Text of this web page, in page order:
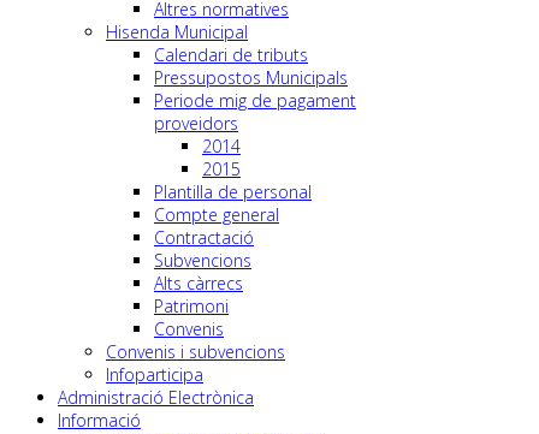
Altres normatives
Hisenda Municipal
Calendari de tributs
Pressupostos Municipals
Periode mig de pagament
proveidors
2014
2015
Plantilla de personal
Compte general
Contractació
Subvencions
Alts càrrecs
Patrimoni
Convenis
Convenis i subvencions
Infoparticipa
Administració Electrònica
Informació